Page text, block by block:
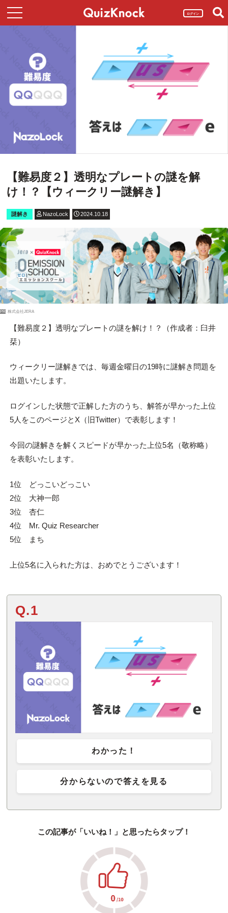
ログイン
【難易度２】透明なプレートの謎を解
け！？【ウィークリー謎解き】
謎解き NazoLock 2024.10.18
PR 株式会社JERA
【難易度２】透明なプレートの謎を解け！？（作成者：臼井
栞）
ウィークリー謎解きでは、毎週金曜日の19時に謎解き問題を
出題いたします。
ログインした状態で正解した方のうち、解答が早かった上位
5人をこのページとX（旧Twitter）で表彰します！
今回の謎解きを解くスピードが早かった上位5名（敬称略）
を表彰いたします。
1位 どっこいどっこい
2位 大神一郎
3位 杏仁
4位 Mr. Quiz Researcher
5位 まち
上位5名に入られた方は、おめでとうございます！
Q.1
わかった！
分からないので答えを見る
この記事が「いいね！」と思ったらタップ！